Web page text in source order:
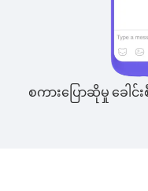
စကားပြောဆိုမှု ခေါင်း